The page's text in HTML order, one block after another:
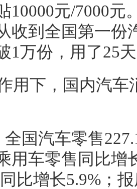
10000元/7000元
收到全国第一份
1万份，用了25
用下，国内汽车
国汽车零售
用车零售同比增
比增长5.9%；